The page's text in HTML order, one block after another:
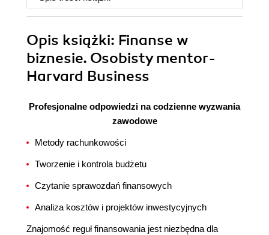
Opis książki: Finanse w
biznesie. Osobisty mentor-
Harvard Business
Profesjonalne odpowiedzi na codzienne wyzwania
zawodowe
Metody rachunkowości
Tworzenie i kontrola budżetu
Czytanie sprawozdań finansowych
Analiza kosztów i projektów inwestycyjnych
Znajomość reguł finansowania jest niezbędna dla